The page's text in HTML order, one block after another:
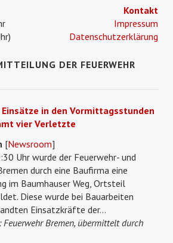
Kontakt
Impressum
Datenschutzerklärung
DER FEUERWEHR
Einsätze in den Vormittagsstunden
vier Verletzte
[Newsroom]
Uhr wurde der Feuerwehr- und
durch eine Baufirma eine
im Baumhauser Weg, Ortsteil
Diese wurde bei Bauarbeiten
Einsatzkräfte der...
Bremen, übermittelt durch